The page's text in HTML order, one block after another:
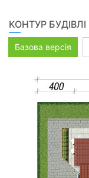
КОНТУР БУДІВЛІ
Базова версія